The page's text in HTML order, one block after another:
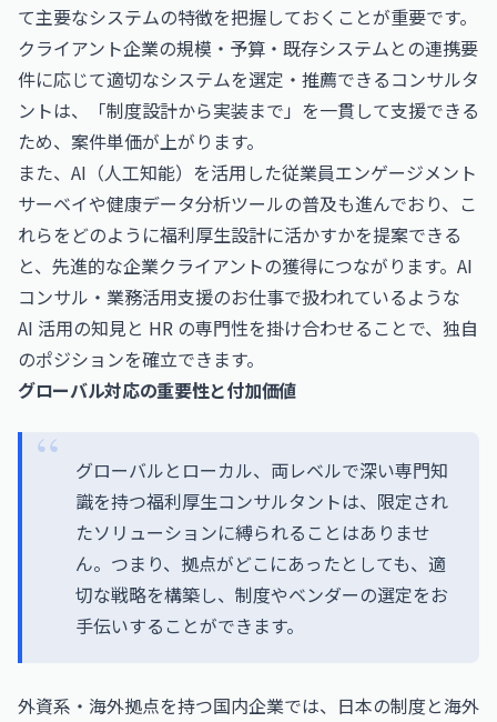
て主要なシステムの特徴を把握しておくことが重要です。
クライアント企業の規模・予算・既存システムとの連携要
件に応じて適切なシステムを選定・推薦できるコンサルタ
ントは、「制度設計から実装まで」を一貫して支援できる
ため、案件単価が上がります。
また、AI（人工知能）を活用した従業員エンゲージメント
サーベイや健康データ分析ツールの普及も進んでおり、こ
れらをどのように福利厚生設計に活かすかを提案できる
と、先進的な企業クライアントの獲得につながります。 AI
コンサル・業務活用支援のお仕事で扱われているような
AI 活用の知見と HR の専門性を掛け合わせることで、独自
のポジションを確立できます。
グローバル対応の重要性と付加価値
グローバルとローカル、両レベルで深い専門知
識を持つ福利厚生コンサルタントは、限定され
たソリューションに縛られることはありませ
ん。つまり、拠点がどこにあったとしても、適
切な戦略を構築し、制度やベンダーの選定をお
手伝いすることができます。
外資系・海外拠点を持つ国内企業では、日本の制度と海外